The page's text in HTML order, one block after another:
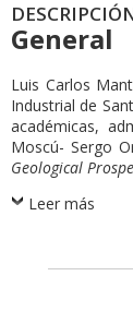
General
Luis Carlos
Industrial de
académicas,
Moscú- Sergo
Geological
Leer más